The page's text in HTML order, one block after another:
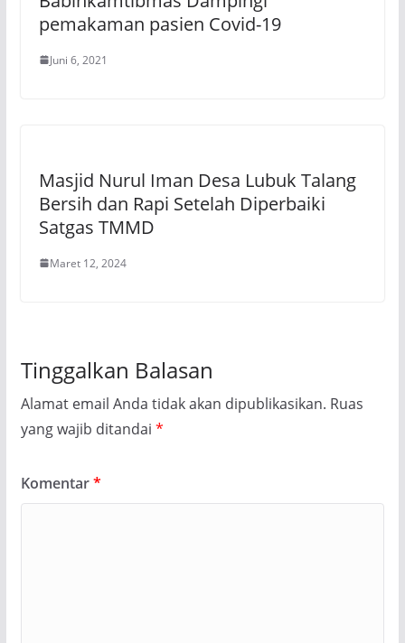
pemakaman pasien Covid-19
Juni 6, 2021
Masjid Nurul Iman Desa Lubuk Talang
Bersih dan Rapi Setelah Diperbaiki
Satgas TMMD
Maret 12, 2024
Tinggalkan Balasan
Alamat email Anda tidak akan dipublikasikan. Ruas
yang wajib ditandai *
Komentar*